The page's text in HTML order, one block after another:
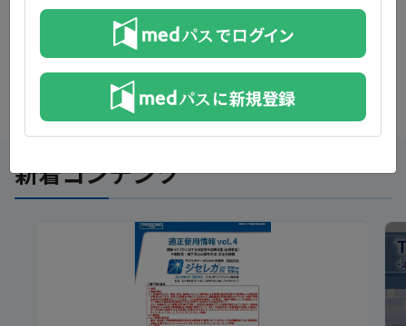
資材のご発注はこちら
新着コンテンツ